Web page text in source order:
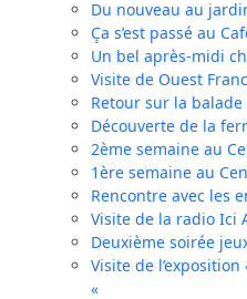
Du nouveau au
Ça s’est passé au
Un bel après-midi
Visite de Ouest
Retour sur la balade
Découverte de la
2ème semaine au
1ère semaine au
Rencontre avec les
Visite de la radio Ici
Deuxième soirée
Visite de
«